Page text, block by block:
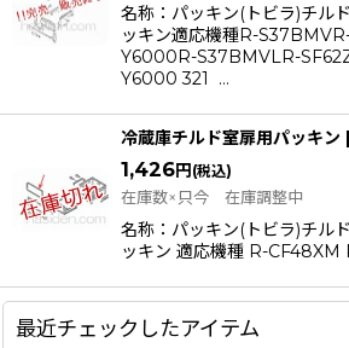
名称：パッキン(トビラ)チル
ッキン適応機種R-
Y6000R-S37BMVLR-
Y6000 321 …
冷蔵庫チルド室扉用パッキン
1,426円(税込)
在庫数×只今 在庫調整中
名称：パッキン(トビラ)チル
ッキン 適応機種 R-CF48XM
最近チェックしたアイテム